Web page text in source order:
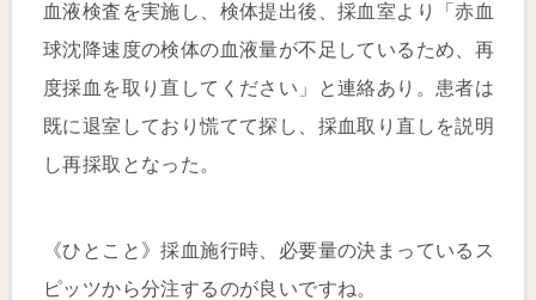
血液検査を実施し、検体提出後、採血室より「赤血
球沈降速度の検体の血液量が不足しているため、再
度採血を取り直してください」と連絡あり。患者は
既に退室しており慌てて探し、採血取り直しを説明
し再採取となった。
《ひとこと》採血施行時、必要量の決まっているス
ピッツから分注するのが良いですね。